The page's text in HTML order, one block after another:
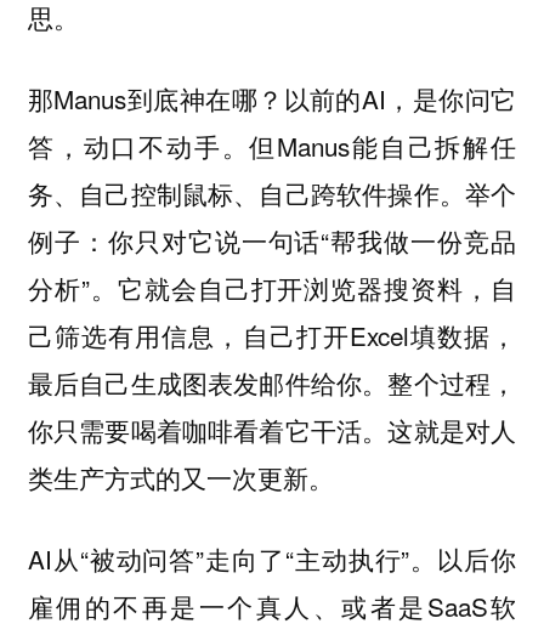
思。
那Manus到底神在哪？以前的AI，是你问它
答，动口不动手。但Manus能自己拆解任
务、自己控制鼠标、自己跨软件操作。举个
例子：你只对它说一句话“帮我做一份竞品
分析”。它就会自己打开浏览器搜资料，自
己筛选有用信息，自己打开Excel填数据，
最后自己生成图表发邮件给你。整个过程，
你只需要喝着咖啡看着它干活。这就是对人
类生产方式的又一次更新。
AI从“被动问答”走向了“主动执行”。以后你
雇佣的不再是一个真人、或者是SaaS软